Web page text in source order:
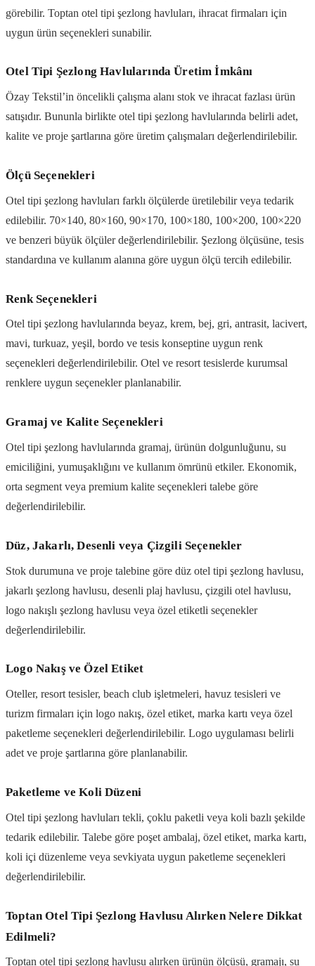
görebilir. Toptan otel tipi şezlong havluları, ihracat firmaları için
uygun ürün seçenekleri sunabilir.
Otel Tipi Şezlong Havlularında Üretim İmkânı
Özay Tekstil’in öncelikli çalışma alanı stok ve ihracat fazlası ürün
satışıdır. Bununla birlikte otel tipi şezlong havlularında belirli adet,
kalite ve proje şartlarına göre üretim çalışmaları değerlendirilebilir.
Ölçü Seçenekleri
Otel tipi şezlong havluları farklı ölçülerde üretilebilir veya tedarik
edilebilir. 70×140, 80×160, 90×170, 100×180, 100×200, 100×220
ve benzeri büyük ölçüler değerlendirilebilir. Şezlong ölçüsüne, tesis
standardına ve kullanım alanına göre uygun ölçü tercih edilebilir.
Renk Seçenekleri
Otel tipi şezlong havlularında beyaz, krem, bej, gri, antrasit, lacivert,
mavi, turkuaz, yeşil, bordo ve tesis konseptine uygun renk
seçenekleri değerlendirilebilir. Otel ve resort tesislerde kurumsal
renklere uygun seçenekler planlanabilir.
Gramaj ve Kalite Seçenekleri
Otel tipi şezlong havlularında gramaj, ürünün dolgunluğunu, su
emiciliğini, yumuşaklığını ve kullanım ömrünü etkiler. Ekonomik,
orta segment veya premium kalite seçenekleri talebe göre
değerlendirilebilir.
Düz, Jakarlı, Desenli veya Çizgili Seçenekler
Stok durumuna ve proje talebine göre düz otel tipi şezlong havlusu,
jakarlı şezlong havlusu, desenli plaj havlusu, çizgili otel havlusu,
logo nakışlı şezlong havlusu veya özel etiketli seçenekler
değerlendirilebilir.
Logo Nakış ve Özel Etiket
Oteller, resort tesisler, beach club işletmeleri, havuz tesisleri ve
turizm firmaları için logo nakış, özel etiket, marka kartı veya özel
paketleme seçenekleri değerlendirilebilir. Logo uygulaması belirli
adet ve proje şartlarına göre planlanabilir.
Paketleme ve Koli Düzeni
Otel tipi şezlong havluları tekli, çoklu paketli veya koli bazlı şekilde
tedarik edilebilir. Talebe göre poşet ambalaj, özel etiket, marka kartı,
koli içi düzenleme veya sevkiyata uygun paketleme seçenekleri
değerlendirilebilir.
Toptan Otel Tipi Şezlong Havlusu Alırken Nelere Dikkat
Edilmeli?
Toptan otel tipi şezlong havlusu alırken ürünün ölçüsü, gramajı, su